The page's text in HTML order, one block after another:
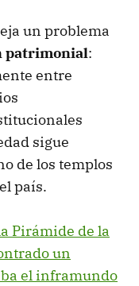
un problema
patrimonial:
entre
sigue
de los templos
país.
Pirámide de la
un
el inframundo